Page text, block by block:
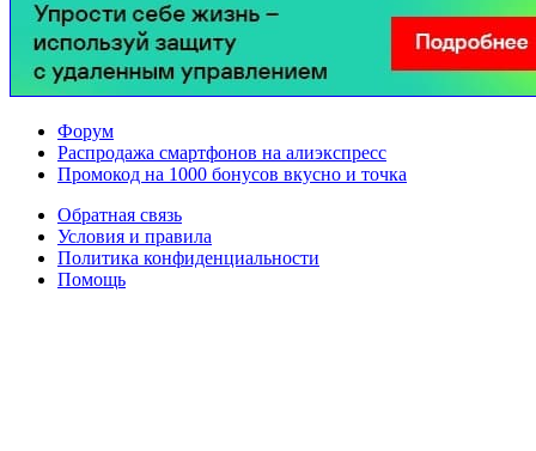
Форум
Распродажа смартфонов на алиэкспресс
Промокод на 1000 бонусов вкусно и точка
Обратная связь
Условия и правила
Политика конфиденциальности
Помощь